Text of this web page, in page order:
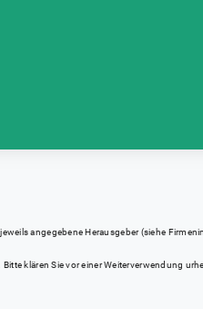
angegebene Herausgeber (siehe
klären Sie vor einer Weiterverwendung